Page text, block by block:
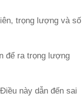
trọng lượng và số
để ra trọng lượng
này dẫn đến sai